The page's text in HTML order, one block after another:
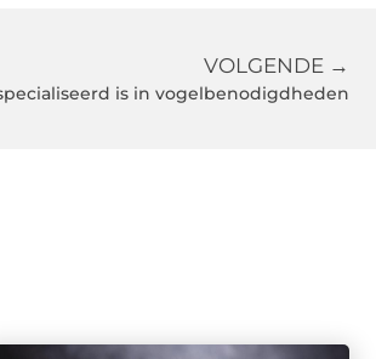
VOLGENDE →
is in vogelbenodigdheden